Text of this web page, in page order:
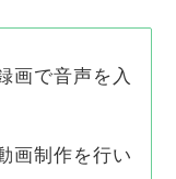
画で音声を入
画制作を行い